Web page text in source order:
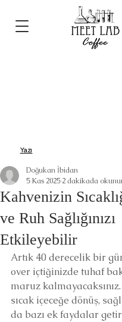
Yazı
Kahvenizin
ve Ruh Sağlığınızı
Etkileyebilir
Doğukan İbidan
5 Kas 2025 2 dakikada
Artık 40 derecelik bir
over içtiğinizde tuhaf
maruz
sıcak içeceğe dönüş,
da bazı ek faydalar